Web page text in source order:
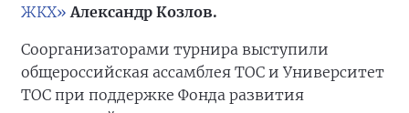
ЖКХ» Александр Козлов.
Соорганизаторами турнира выступили
общероссийская ассамблея ТОС и Университет
ТОС при поддержке Фонда развития